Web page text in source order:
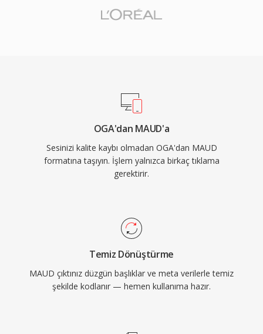
OGA'dan MAUD'a
Sesinizi kalite kaybı olmadan OGA'dan MAUD
formatına taşıyın. İşlem yalnızca birkaç tıklama
gerektirir.
Temiz Dönüştürme
MAUD çıktınız düzgün başlıklar ve meta verilerle temiz
şekilde kodlanır — hemen kullanıma hazır.